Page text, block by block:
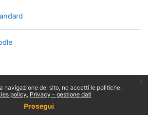
navigazione del sito, ne accetti le politiche:
policy Privacy - gestione dati
Prosegui